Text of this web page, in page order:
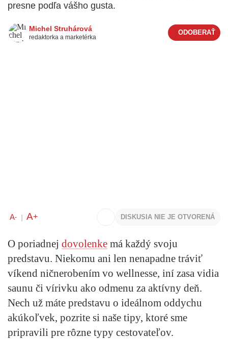
presne podľa vášho gusta.
Michel Struhárová
redaktorka a marketérka
A- A+ DISKUSIA NIE JE OTVORENÁ
O poriadnej dovolenke má každý svoju
predstavu. Niekomu ani len nenapadne tráviť
víkend ničnerobením vo wellnesse, iní zasa vidia
saunu či vírivku ako odmenu za aktívny deň.
Nech už máte predstavu o ideálnom oddychu
akúkoľvek, pozrite si naše tipy, ktoré sme
pripravili pre rôzne typy cestovateľov.